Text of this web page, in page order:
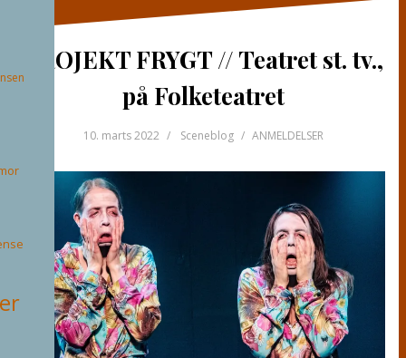
PROJEKT FRYGT // Teatret st. tv.,
på Folketeatret
10. marts 2022 Sceneblog ANMELDELSER